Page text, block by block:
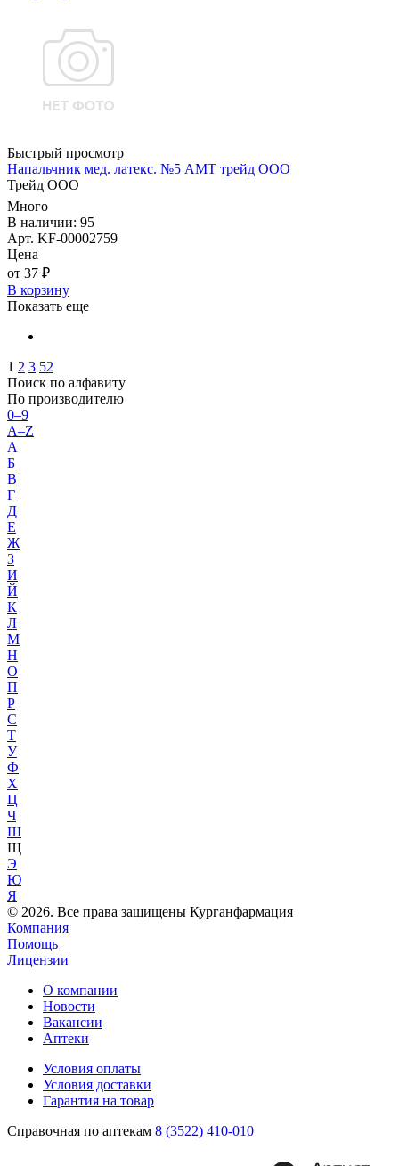
Быстрый просмотр
Напальчник мед. латекс. №5 АМТ трейд ООО
Трейд ООО
Много
В наличии: 95
Арт. KF-00002759
Цена
от 37 ₽
В корзину
Показать еще
1 2 3 52
Поиск по алфавиту
По производителю
0–9
A–Z
А
Б
В
Г
Д
Е
Ж
З
И
Й
К
Л
М
Н
О
П
Р
С
Т
У
Ф
Х
Ц
Ч
Ш
Щ
Э
Ю
Я
© 2026. Все права защищены Курганфармация
Компания
Помощь
Лицензии
О компании
Новости
Вакансии
Аптеки
Условия оплаты
Условия доставки
Гарантия на товар
Справочная по аптекам 8 (3522) 410-010